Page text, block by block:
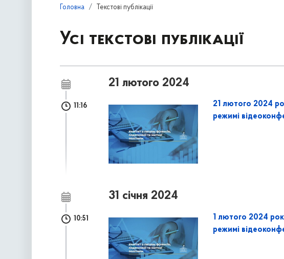
Головна Текстові публікації
Усі текстові публікації
21 лютого 2024
11:16
21 лютого 2024
режимі
31 січня 2024
10:51
1 лютого 2024
режимі